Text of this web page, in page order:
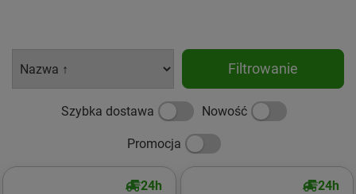
Filtrowanie
Szybka dostawa Nowość
Promocja
24h 24h